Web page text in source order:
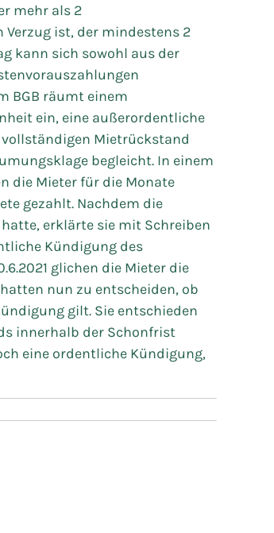
mehr als 2
ist, der mindestens 2
kann sich sowohl aus der
BGB räumt einem
ein, eine außerordentliche
Mietrückstand
begleicht. In einem
die Mieter für die Monate
gezahlt. Nachdem die
erklärte sie mit Schreiben
Kündigung des
glichen die Mieter die
nun zu entscheiden, ob
gilt. Sie entschieden
innerhalb der Schonfrist
eine ordentliche Kündigung,